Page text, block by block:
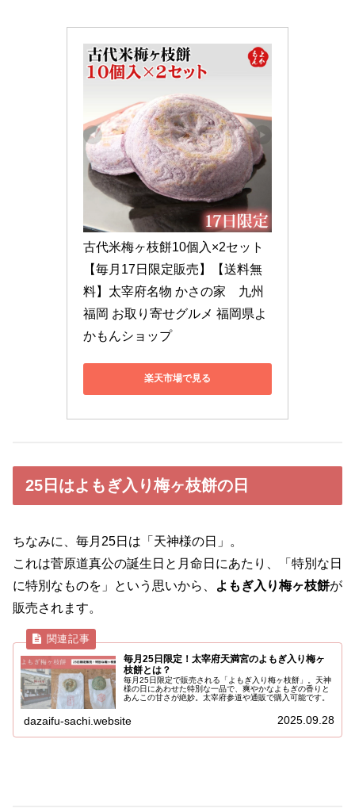
古代米梅ヶ枝餅10個入×2セット
【毎月17日限定販売】【送料無
料】太宰府名物 かさの家　九州
福岡 お取り寄せグルメ 福岡県よ
かもんショップ
楽天市場で見る
25日はよもぎ入り梅ヶ枝餅の日
ちなみに、毎月25日は「天神様の日」。
これは菅原道真公の誕生日と月命日にあたり、「特別な日
に特別なものを」という思いから、
よもぎ入り梅ヶ枝餅が
販売されます。
毎月25日限定！太宰府天満宮のよもぎ入り梅ヶ
枝餅とは？
毎月25日限定で販売される「よもぎ入り梅ヶ枝餅」。天神
様の日にあわせた特別な一品で、爽やかなよもぎの香りと
あんこの甘さが絶妙。太宰府参道や通販で購入可能です。
dazaifu-sachi.website 2025.09.28